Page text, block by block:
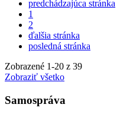
predchádzajúca stránka
1
2
ďalšia stránka
posledná stránka
Zobrazené 1-20 z 39
Zobraziť všetko
Samospráva